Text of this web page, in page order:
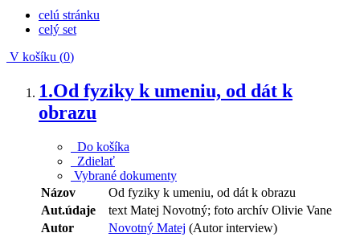
celú stránku
celý set
V košíku (0)
1.Od fyziky k umeniu, od dát k
obrazu
Do košíka
Zdielať
Vybrané dokumenty
Názov
Od fyziky k umeniu, od dát k obrazu
Aut.údaje
text Matej Novotný; foto archív Olivie Vane
Autor
Novotný Matej (Autor interview)